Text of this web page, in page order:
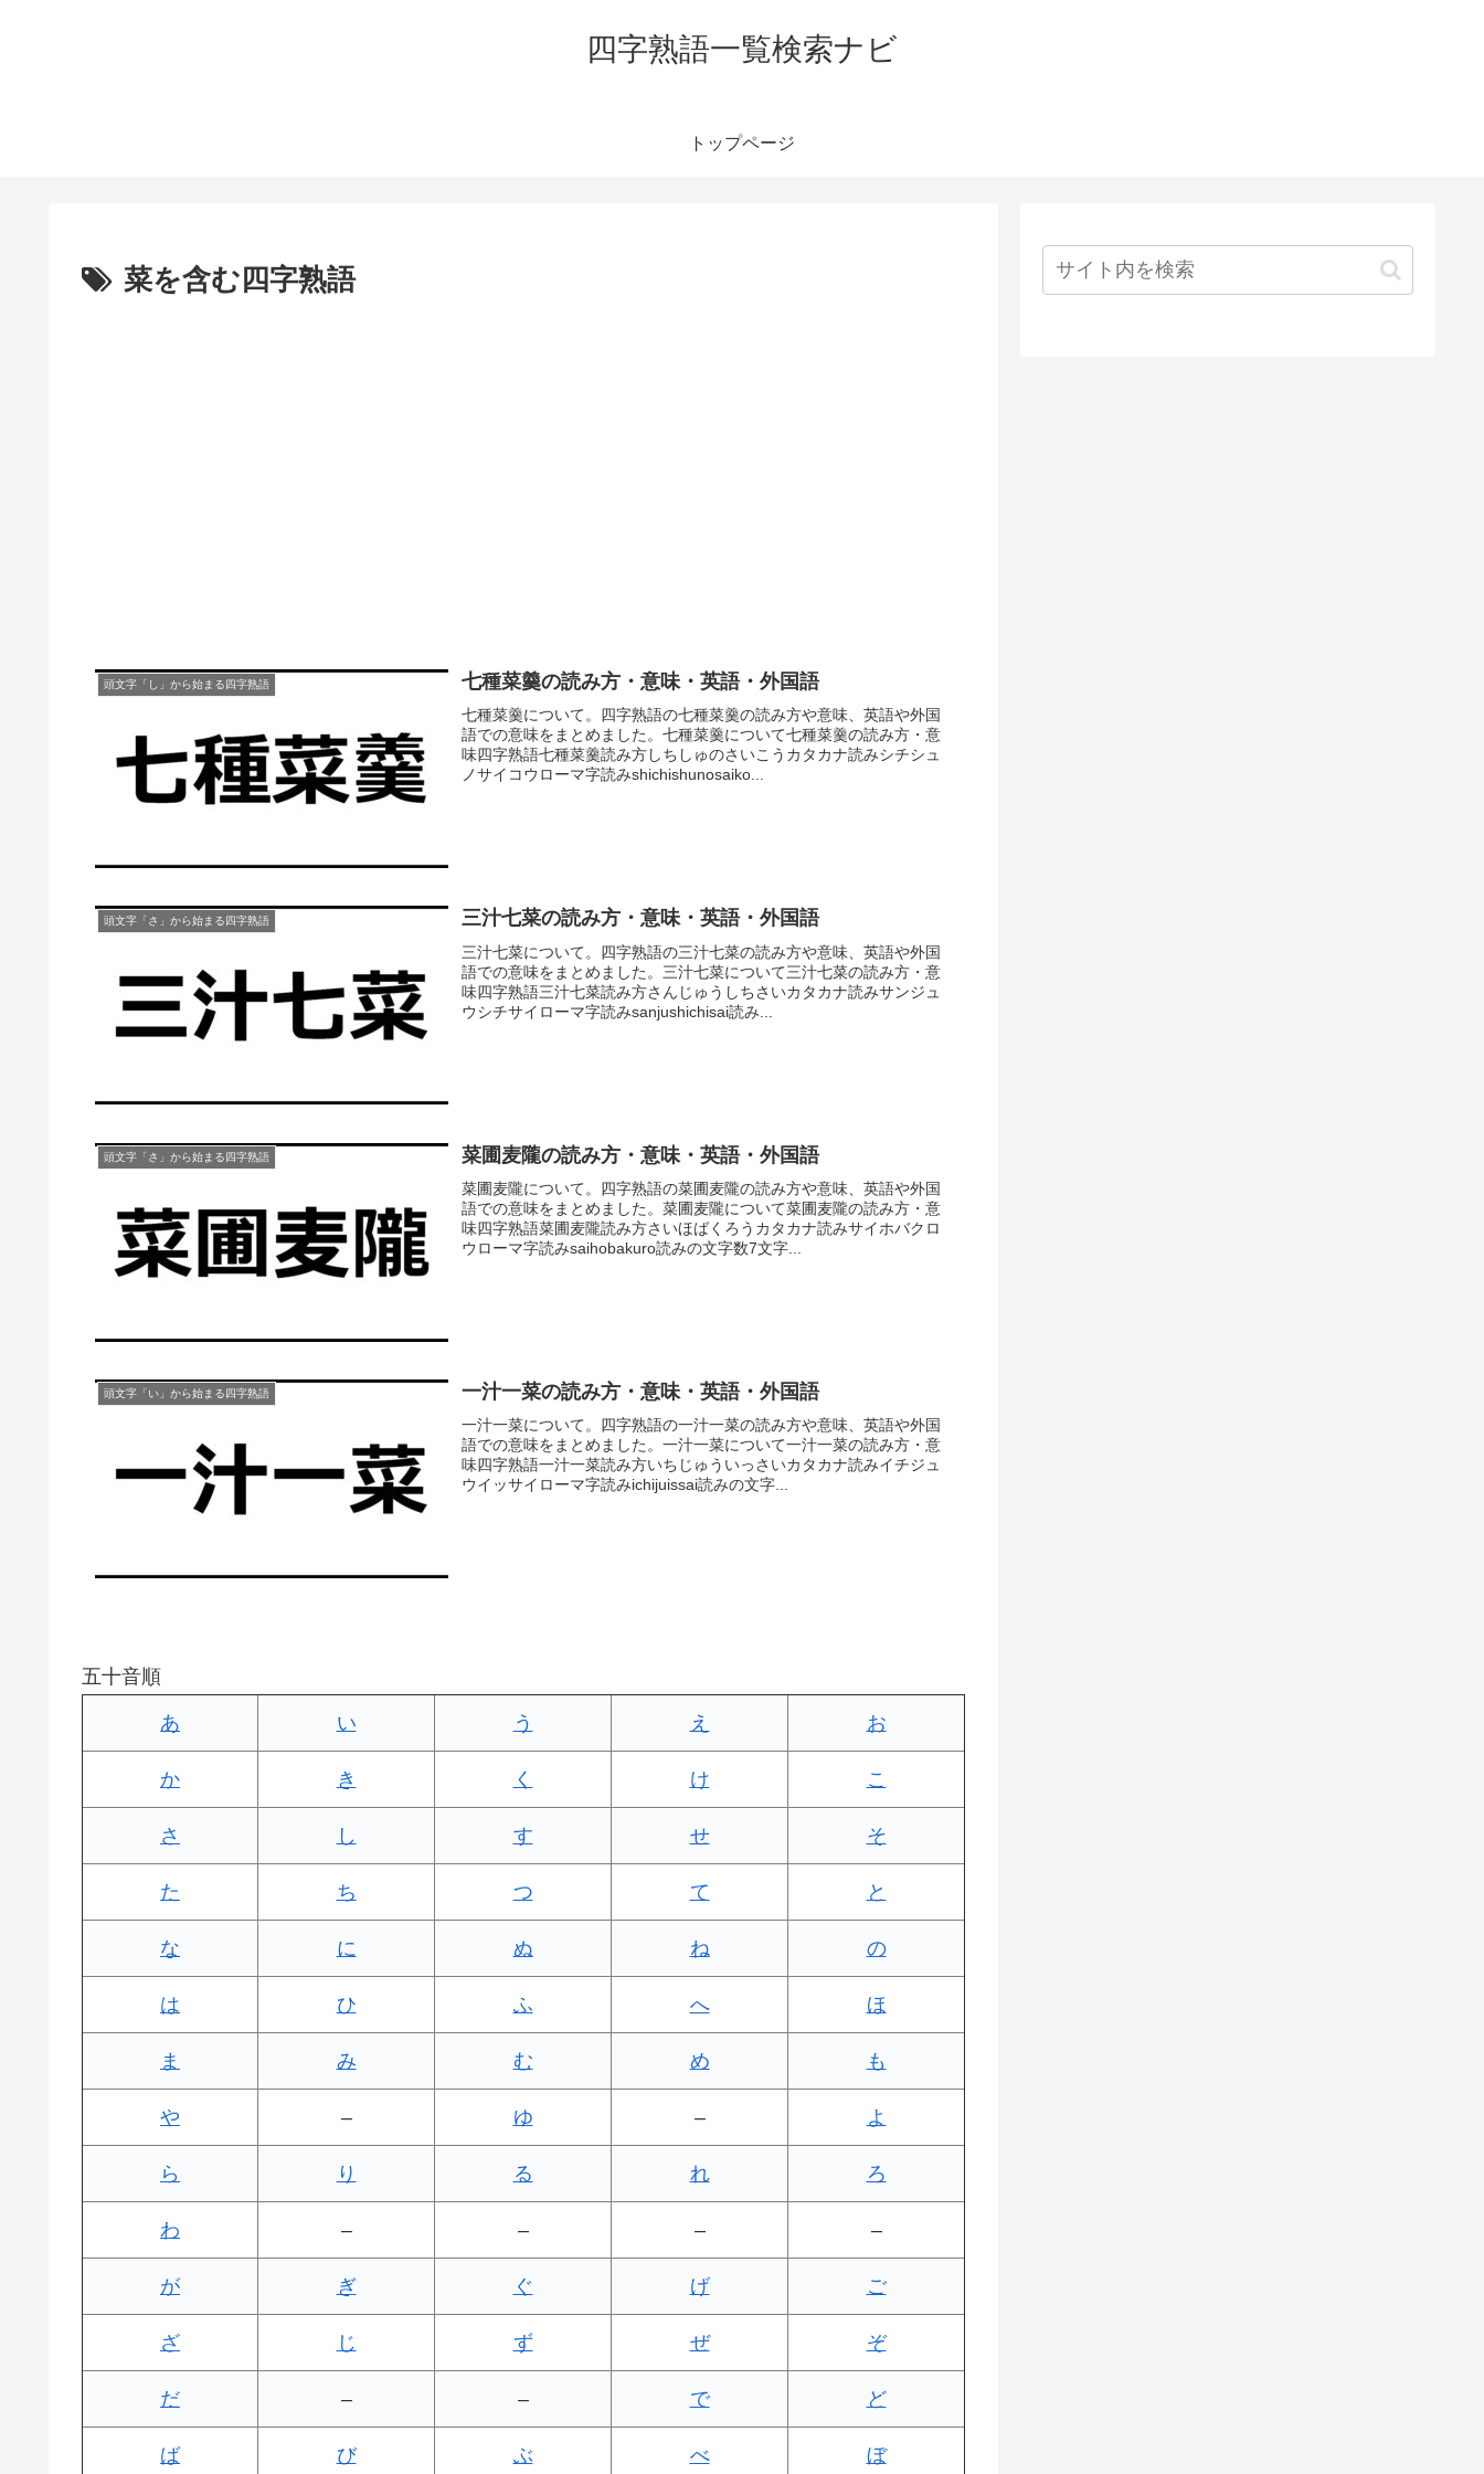
四字熟語一覧検索ナビ
トップページ
菜を含む四字熟語
頭文字「し」から始まる四字熟語 七種菜羹の読み方・意味・英語・外国語
七種菜羹について。四字熟語の七種菜羹の読み方や意味、英語や外国
語での意味をまとめました。七種菜羹について七種菜羹の読み方・意
味四字熟語七種菜羹読み方しちしゅのさいこうカタカナ読みシチシュ
ノサイコウローマ字読みshichishunosaiko...
頭文字「さ」から始まる四字熟語 三汁七菜の読み方・意味・英語・外国語
三汁七菜について。四字熟語の三汁七菜の読み方や意味、英語や外国
語での意味をまとめました。三汁七菜について三汁七菜の読み方・意
味四字熟語三汁七菜読み方さんじゅうしちさいカタカナ読みサンジュ
ウシチサイローマ字読みsanjushichisai読み...
頭文字「さ」から始まる四字熟語 菜圃麦隴の読み方・意味・英語・外国語
菜圃麦隴について。四字熟語の菜圃麦隴の読み方や意味、英語や外国
語での意味をまとめました。菜圃麦隴について菜圃麦隴の読み方・意
味四字熟語菜圃麦隴読み方さいほばくろうカタカナ読みサイホバクロ
ウローマ字読みsaihobakuro読みの文字数7文字...
頭文字「い」から始まる四字熟語 一汁一菜の読み方・意味・英語・外国語
一汁一菜について。四字熟語の一汁一菜の読み方や意味、英語や外国
語での意味をまとめました。一汁一菜について一汁一菜の読み方・意
味四字熟語一汁一菜読み方いちじゅういっさいカタカナ読みイチジュ
ウイッサイローマ字読みichijuissai読みの文字...
五十音順
あ い う え お
か き く け こ
さ し す せ そ
た ち つ て と
な に ぬ ね の
は ひ ふ へ ほ
ま み む め も
や – ゆ – よ
ら り る れ ろ
わ – – – –
が ぎ ぐ げ ご
ざ じ ず ぜ ぞ
だ – – で ど
ば び ぶ べ ぼ